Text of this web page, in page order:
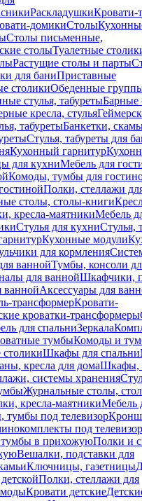
РаскладушкиКровати-
домикиСтолы
Столы письменные,
столыТуалетные
Растущие столы и парты
для баниПриставные
столикиОбеденные
стулья, табуретыБарные
кресла, стулья
табуретыБанкетки,
Стулья, табуреты для
Кухонный гарнитур
для кухниМебель для
Комоды, тумбы для
Полки, стеллажи
столы, столы-книги
кресла-маятникиМебель
Стулья для кухниСтулья,
Кухонные модули
для кормления
ваннойТумбы, консоли
для ваннойШкафчики,
ваннойАксессуары для
трансформерКровати-
кроватки-трансформеры
для спальниЗеркала
тумбыКомоды и
столикиШкафы для спальни
кресла для домаШкафы,
системы хранения
Журнальные столы,
кресла-маятникиМебель
тумбы под телевизор
под телевизор
в прихожуюПолки и
Вешалки, подставки для
Ключницы, газетницы
Полки, стеллажи для
Кровати детские